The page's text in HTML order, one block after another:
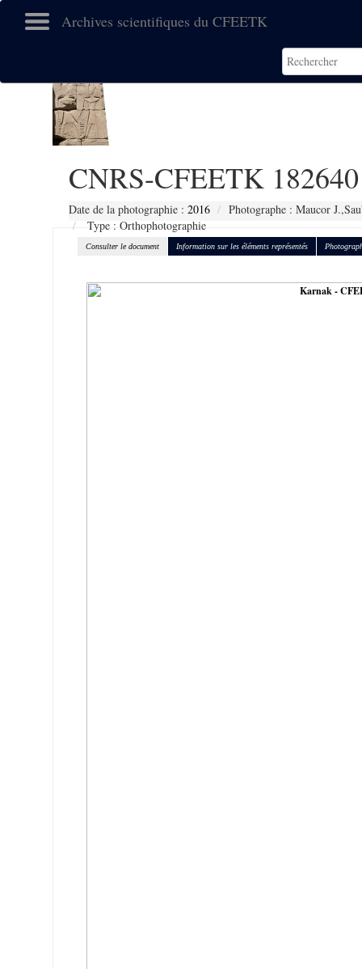
Archives scientifiques du CFEETK
CNRS-CFEETK 182640
Date de la photographie : 2016
Photographe : Maucor
Type : Orthophotographie
Consulter le document Information sur les éléments représentés